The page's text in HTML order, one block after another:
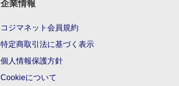
企業情報
コジマネット会員規約
特定商取引法に基づく表示
個人情報保護方針
Cookieについて